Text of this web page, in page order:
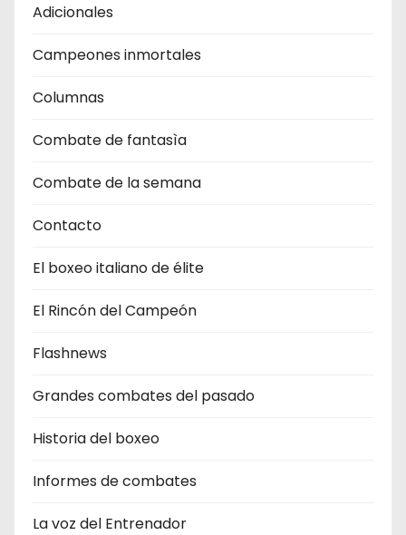
Adicionales
Campeones inmortales
Columnas
Combate de fantasìa
Combate de la semana
Contacto
El boxeo italiano de élite
El Rincón del Campeón
Flashnews
Grandes combates del pasado
Historia del boxeo
Informes de combates
La voz del Entrenador